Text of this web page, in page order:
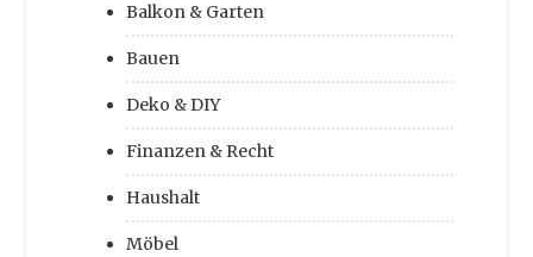
Balkon & Garten
Bauen
Deko & DIY
Finanzen & Recht
Haushalt
Möbel